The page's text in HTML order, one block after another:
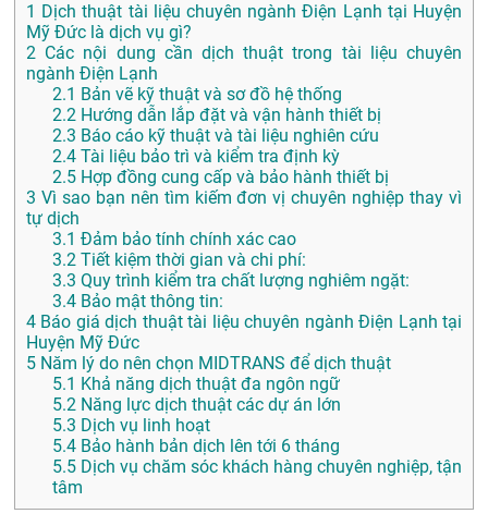
1 Dịch thuật tài liệu chuyên ngành Điện Lạnh tại Huyện
Mỹ Đức là dịch vụ gì?
2 Các nội dung cần dịch thuật trong tài liệu chuyên
ngành Điện Lạnh
2.1 Bản vẽ kỹ thuật và sơ đồ hệ thống
2.2 Hướng dẫn lắp đặt và vận hành thiết bị
2.3 Báo cáo kỹ thuật và tài liệu nghiên cứu
2.4 Tài liệu bảo trì và kiểm tra định kỳ
2.5 Hợp đồng cung cấp và bảo hành thiết bị
3 Vì sao bạn nên tìm kiếm đơn vị chuyên nghiệp thay vì
tự dịch
3.1 Đảm bảo tính chính xác cao
3.2 Tiết kiệm thời gian và chi phí:
3.3 Quy trình kiểm tra chất lượng nghiêm ngặt:
3.4 Bảo mật thông tin:
4 Báo giá dịch thuật tài liệu chuyên ngành Điện Lạnh tại
Huyện Mỹ Đức
5 Năm lý do nên chọn MIDTRANS để dịch thuật
5.1 Khả năng dịch thuật đa ngôn ngữ
5.2 Năng lực dịch thuật các dự án lớn
5.3 Dịch vụ linh hoạt
5.4 Bảo hành bản dịch lên tới 6 tháng
5.5 Dịch vụ chăm sóc khách hàng chuyên nghiệp, tận
tâm